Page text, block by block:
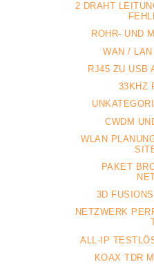
2 DRAHT
ROHR- UND
WAN /
RJ45 ZU USB
33KHZ
CWDM
WLAN
PAKET
3D
NETZWERK
ALL-IP
KOAX TDR